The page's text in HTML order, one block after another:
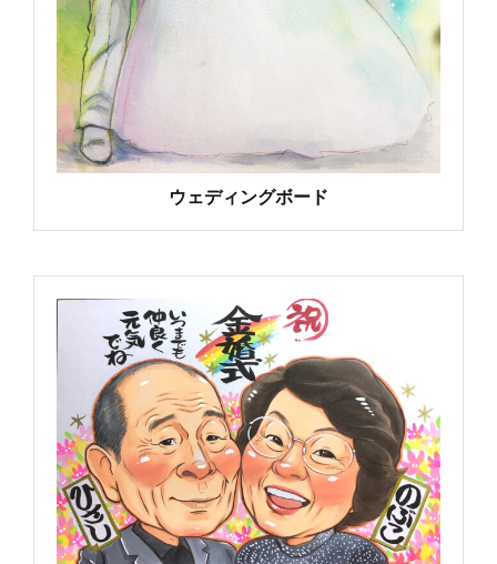
ウェディングボード